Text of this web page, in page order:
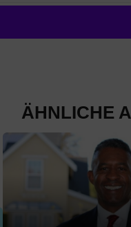
ÄHNLICHE